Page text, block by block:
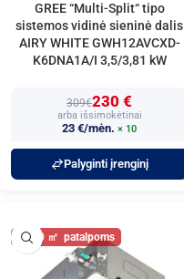
GREE “Multi-Split“ tipo
sistemos vidinė sieninė dalis
AIRY WHITE GWH12AVCXD-
K6DNA1A/I 3,5/3,81 kW
309€230 €
arba išsimokėtinai
23 €/mėn. × 10
Palyginti įrenginį
40